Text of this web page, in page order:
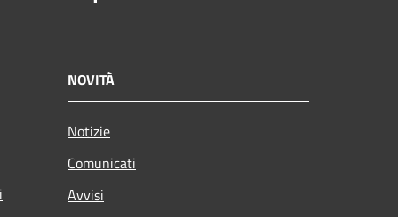
NOVITÀ
Notizie
Comunicati
Avvisi